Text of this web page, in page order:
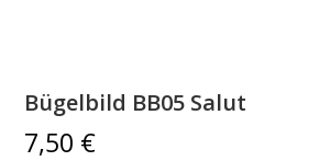
Bügelbild BB05 Salut
7,50 €